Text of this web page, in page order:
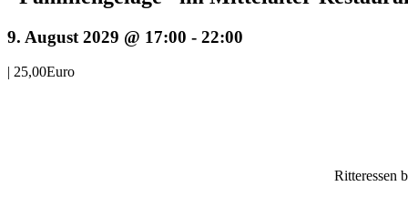
9. August 2029 @ 17:00 - 22:00
| 25,00Euro
Ritteressen